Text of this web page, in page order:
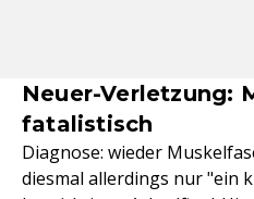
Neuer-Verletzung:
fatalistisch
Diagnose: wieder
diesmal allerdings nur "ein